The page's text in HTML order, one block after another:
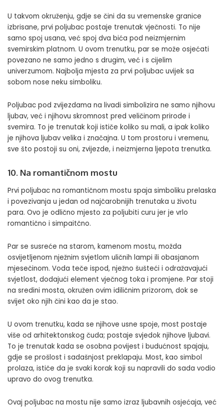
U takvom okruženju, gdje se čini da su vremenske granice
izbrisane, prvi poljubac postaje trenutak vječnosti. To nije
samo spoj usana, već spoj dva bića pod neizmjernim
svemirskim platnom. U ovom trenutku, par se može osjećati
povezano ne samo jedno s drugim, već i s cijelim
univerzumom. Najbolja mjesta za prvi poljubac uvijek sa
sobom nose neku simboliku.
Poljubac pod zvijezdama na livadi simbolizira ne samo njihovu
ljubav, već i njihovu skromnost pred veličinom prirode i
svemira. To je trenutak koji ističe koliko su mali, a ipak koliko
je njihova ljubav velika i značajna. U tom prostoru i vremenu,
sve što postoji su oni, zvijezde, i neizmjerna ljepota trenutka.
10. Na romantičnom mostu
Prvi poljubac na romantičnom mostu spaja simboliku prelaska
i povezivanja u jedan od najčarobnijih trenutaka u životu
para. Ovo je odlično mjesto za poljubiti curu jer je vrlo
romantično i simpaitčno.
Par se susreće na starom, kamenom mostu, možda
osvijetljenom nježnim svjetlom uličnih lampi ili obasjanom
mjesečinom. Voda teče ispod, nježno šušteći i odražavajući
svjetlost, dodajući element vječnog toka i promjene. Par stoji
na sredini mosta, okružen ovim idiličnim prizorom, dok se
svijet oko njih čini kao da je stao.
U ovom trenutku, kada se njihove usne spoje, most postaje
više od arhitektonskog čuda; postaje svjedok njihove ljubavi.
To je trenutak kada se osobna povijest i budućnost spajaju,
gdje se prošlost i sadašnjost preklapaju. Most, kao simbol
prolaza, ističe da je svaki korak koji su napravili do sada vodio
upravo do ovog trenutka.
Ovaj poljubac na mostu nije samo izraz ljubavnih osjećaja, već